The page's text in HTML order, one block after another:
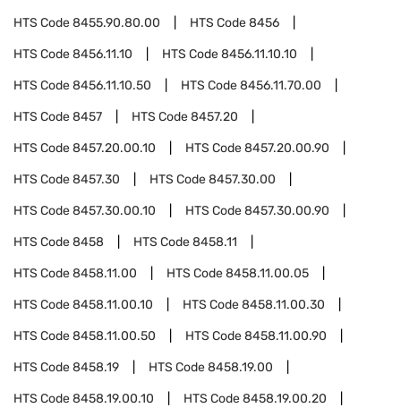
HTS Code8455.90.80.00 HTS Code8456
HTS Code8456.11.10 HTS Code8456.11.10.10
HTS Code8456.11.10.50 HTS Code8456.11.70.00
HTS Code8457 HTS Code8457.20
HTS Code8457.20.00.10 HTS Code8457.20.00.90
HTS Code8457.30 HTS Code8457.30.00
HTS Code8457.30.00.10 HTS Code8457.30.00.90
HTS Code8458 HTS Code8458.11
HTS Code8458.11.00 HTS Code8458.11.00.05
HTS Code8458.11.00.10 HTS Code8458.11.00.30
HTS Code8458.11.00.50 HTS Code8458.11.00.90
HTS Code8458.19 HTS Code8458.19.00
HTS Code8458.19.00.10 HTS Code8458.19.00.20